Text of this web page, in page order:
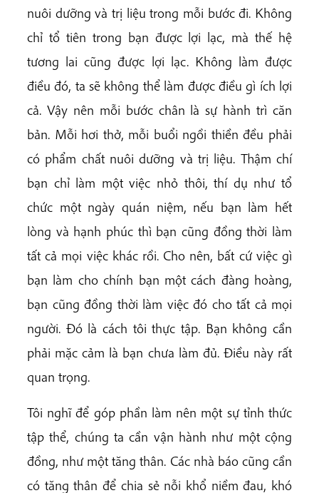
nuôi dưỡng và trị liệu trong mỗi bước đi. Không
chỉ tổ tiên trong bạn được lợi lạc, mà thế hệ
tương lai cũng được lợi lạc. Không làm được
điều đó, ta sẽ không thể làm được điều gì ích lợi
cả. Vậy nên mỗi bước chân là sự hành trì căn
bản. Mỗi hơi thở, mỗi buổi ngồi thiền đều phải
có phẩm chất nuôi dưỡng và trị liệu. Thậm chí
bạn chỉ làm một việc nhỏ thôi, thí dụ như tổ
chức một ngày quán niệm, nếu bạn làm hết
lòng và hạnh phúc thì bạn cũng đồng thời làm
tất cả mọi việc khác rồi. Cho nên, bất cứ việc gì
bạn làm cho chính bạn một cách đàng hoàng,
bạn cũng đồng thời làm việc đó cho tất cả mọi
người. Đó là cách tôi thực tập. Bạn không cần
phải mặc cảm là bạn chưa làm đủ. Điều này rất
quan trọng.
Tôi nghĩ để góp phần làm nên một sự tỉnh thức
tập thể, chúng ta cần vận hành như một cộng
đồng, như một tăng thân. Các nhà báo cũng cần
có tăng thân để chia sẻ nỗi khổ niềm đau, khó